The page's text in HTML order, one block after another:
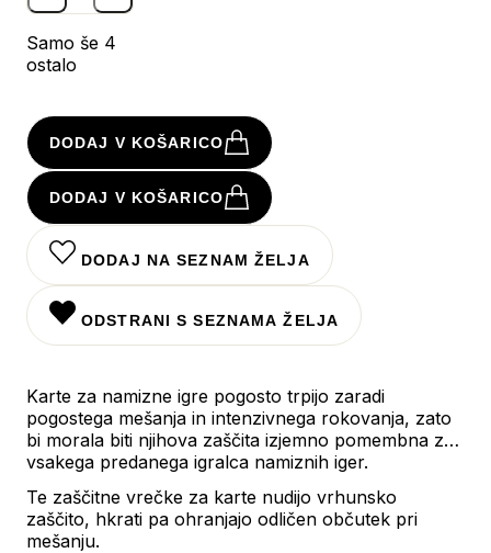
Samo še 4
ostalo
DODAJ V KOŠARICO
DODAJ V KOŠARICO
DODAJ NA SEZNAM ŽELJA
ODSTRANI S SEZNAMA ŽELJA
Karte za namizne igre pogosto trpijo zaradi
pogostega mešanja in intenzivnega rokovanja, zato
bi morala biti njihova zaščita izjemno pomembna za
vsakega predanega igralca namiznih iger.
Te zaščitne vrečke za karte nudijo vrhunsko
zaščito, hkrati pa ohranjajo odličen občutek pri
mešanju.